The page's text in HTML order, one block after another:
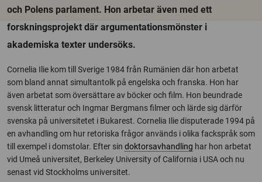
och Polens parlament. Hon arbetar även med ett
forskningsprojekt där argumentationsmönster i
akademiska texter undersöks.
Cornelia Ilie kom till Sverige 1984 från Rumänien där hon arbetat
som bland annat simultantolk på engelska och franska. Hon har
även arbetat som översättare av böcker och film. Hon beundrade
svensk litteratur och Ingmar Bergmans filmer och lärde sig därför
svenska på universitetet i Bukarest. Cornelia Ilie disputerade 1994 på
en avhandling om hur retoriska frågor används i olika fackspråk som
till exempel i domstolar. Efter sin doktorsavhandling har hon arbetat
vid Umeå universitet, Berkeley University of California i USA och nu
senast vid Stockholms universitet.